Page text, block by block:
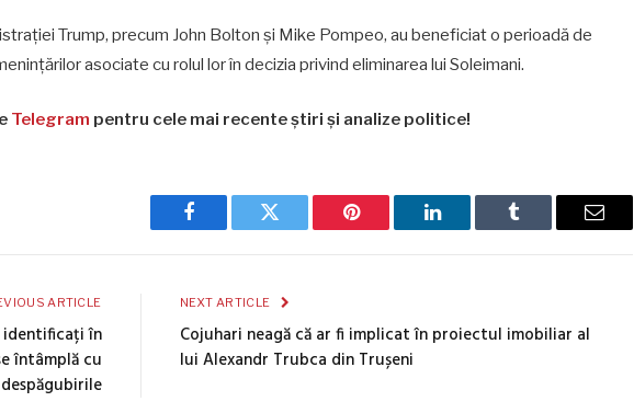
Trump, precum John Bolton și Mike Pompeo, au beneficiat o perioadă de
asociate cu rolul lor în decizia privind eliminarea lui Soleimani.
Telegram pentru cele mai recente știri și analize politice!
Facebook Twitter Pinterest LinkedIn Tumblr Email
ARTICLE
în
întâmplă cu
despăgubirile
NEXT ARTICLE
Cojuhari neagă că ar fi implicat în proiectul imobiliar al
lui Alexandr Trubca din Trușeni